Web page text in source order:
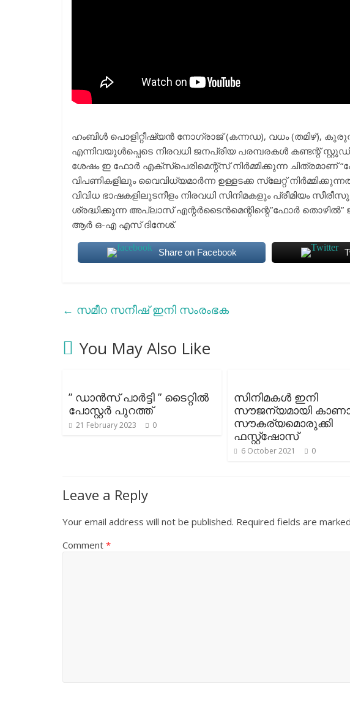
ഹംബിൾ പൊളിറ്റീഷ്യൻ നോഗ്‌രാജ് (കന്നഡ), വധം (തമിഴ്),
എന്നിവയുൾപ്പെടെ നിരവധി ജനപ്രിയ പരമ്പരകൾ കണ്ടന്റ്
ശേഷം ഇ ഫോർ എക്‌സ്‌പെരിമെന്റ്‌സ് നിർമ്മിക്കുന്ന ചിത്രമാണ്
വിപണികളിലും വൈവിധ്യമാർന്ന ഉള്ളടക്ക സ്ലേറ്റ്
വിവിധ ഭാഷകളിലുടനീളം നിരവധി സിനിമകളും പ്രീമിയം
ശ്രദ്ധിക്കുന്ന അപ്‌ലാസ് എന്റർടൈൻമെന്റിന്റെ”ഫോർ
ആർ ഒ-എ എസ് ദിനേശ്.
Share on Facebook
← സമീറ സനീഷ് ഇനി സംരംഭക
You May Also Like
” ഡാൻസ് പാർട്ടി ” ടൈറ്റിൽ
പോസ്റ്റർ പുറത്ത്
21 February 2023 0
സിനിമകള്‍ ഇനി
സൗജന്യമായി
സൗകര്യമൊരുക്കി
ഫസ്റ്റ്ഷോസ്
6 October 2021 0
Leave a Reply
Your email address will not be published. Required fields are marked
Comment *